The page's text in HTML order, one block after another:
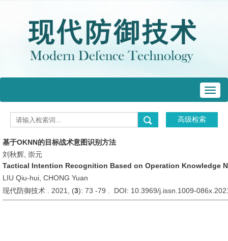
基于OKNN的目标战术意图识别方法
刘秋辉, 崇元
Tactical Intention Recognition Based on Operation Knowledge
LIU Qiu-hui, CHONG Yuan
现代防御技术 . 2021, (3): 73 -79 . DOI: 10.3969/j.issn.1009-